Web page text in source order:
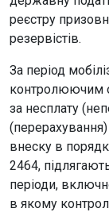
реєстру
резервістів.
За період
контролюючим
за несплату
внеску в
2464,
періоди,
в якому